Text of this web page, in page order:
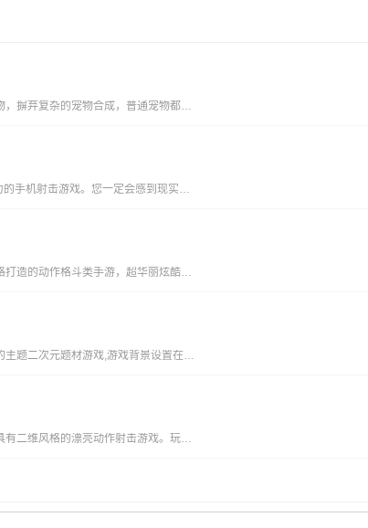
比传统回合制更加强大的宠物，摒弃复杂的宠物合成，普通宠物都可以拥有15技能，更有逆天宠物神技，带你体验不一样的宠物养成。一键挂机，解放双手不用肝;无限商城，一莲玉领全奖励;首充神技，助你成就大侠路;满vip，登录就送v15。
使命召唤ol是一款具有竞争力的手机射击游戏。您一定会感到现实，丰富您的游戏体验并完成各种战斗任务以获得丰厚的回报。逼真的惊人武器带来了开创性的战斗，同时遵循经典的世界观并添加了全新的游戏玩法，玩家可以感受到射击的最大乐趣，并且玩家可以更好地
艾希新版是一款经典科幻风格打造的动作格斗类手游，超华丽炫酷的场景地图给你带来无与伦比的视觉享受，进入这个独特的世界当中展开精彩绝伦的战斗旅程，享受前所未有的爽快动作打击手感!艾希新版游戏亮点丰富的场景地图，超科幻的未来场景多样化的武器选择，
黑潮手之上是一个未来城市的主题二次元题材游戏,游戏背景设置在穿过时间和空间的未来,多样的地图关卡,令人紧张兴奋的冒险随机事件,战斗丰富的回合制策略组合二次元玩法,让你感受不一样的高自由度卡牌游戏,快点来下载黑潮之上进行体验吧!《黑潮之上》游
映月城与电子姬公测是一款具有二维风格的漂亮动作射击游戏。玩家可以自由选择自己的角色去奋斗系统的声音和字幕是超级无意义的，为玩家提供了各种丰富的故事和故事。感兴趣的朋友很快下载体验映月城与电子姬公测特色不同的角色有自己的能力和属性，玩家需要灵